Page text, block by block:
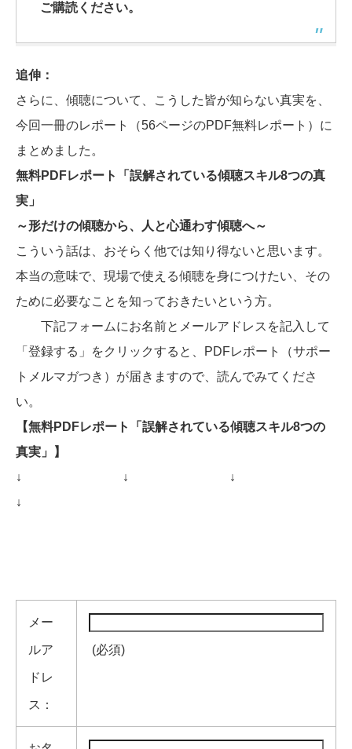
ご購読ください。
追伸：
さらに、傾聴について、こうした皆が知らない真実を、
今回一冊のレポート（56ページのPDF無料レポート）に
まとめました。
無料PDFレポート「誤解されている傾聴スキル8つの真
実」
～形だけの傾聴から、人と心通わす傾聴へ～
こういう話は、おそらく他では知り得ないと思います。
本当の意味で、現場で使える傾聴を身につけたい、その
ために必要なことを知っておきたいという方。
下記フォームにお名前とメールアドレスを記入して
「登録する」をクリックすると、PDFレポート（サポー
トメルマガつき）が届きますので、読んでみてくださ
い。
【無料PDFレポート「誤解されている傾聴スキル8つの
真実」】
↓
↓
↓
↓
メー
ルア
ドレ
ス：
(必須)